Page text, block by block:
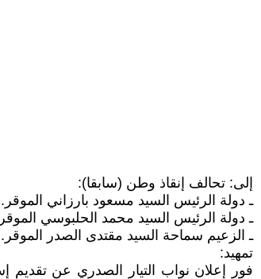
إلى: تحالف إنقاذ وطن (سابقا):
ـ دولة الرئيس السيد مسعود بارزاني الموقر.
ـ دولة الرئيس السيد محمد الحلبوسي
ـ الزعيم سماحة السيد مقتدى الصدر الموقر.
تمهيد: